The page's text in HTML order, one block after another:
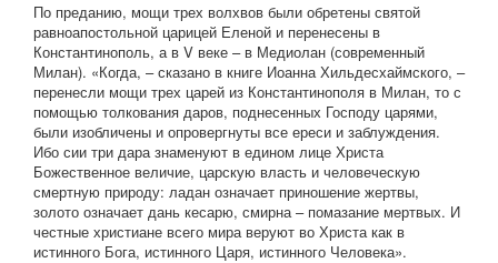
По преданию, мощи трех волхвов были обретены святой
равноапостольной царицей Еленой и перенесены в
Константинополь, а в V веке – в Медиолан (современный
Милан). «Когда, – сказано в книге Иоанна Хильдесхаймского, –
перенесли мощи трех царей из Константинополя в Милан, то с
помощью толкования даров, поднесенных Господу царями,
были изобличены и опровергнуты все ереси и заблуждения.
Ибо сии три дара знаменуют в едином лице Христа
Божественное величие, царскую власть и человеческую
смертную природу: ладан означает приношение жертвы,
золото означает дань кесарю, смирна – помазание мертвых. И
честные христиане всего мира веруют во Христа как в
истинного Бога, истинного Царя, истинного Человека».